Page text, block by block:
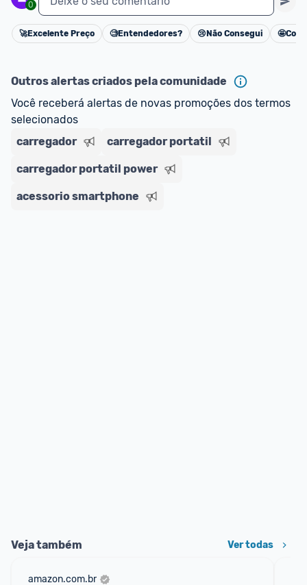
0
Cancelar
🚀Excelente Preço 🧐Entendedores? 😢 Não Consegui 🤩
Outros alertas criados pela comunidade
Você receberá alertas de novas promoções dos termos
selecionados
carregador
carregador portatil
carregador portatil power
acessorio smartphone
Veja também Ver todas
amazon.com.br